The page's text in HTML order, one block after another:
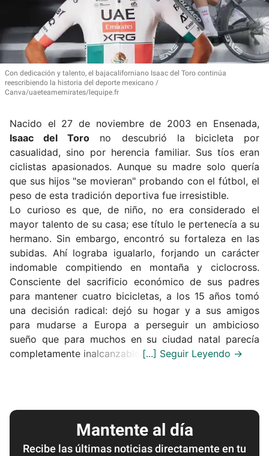
Con dedicación y talento, el bajacaliforniano Isaac del Toro continúa
reescribiendo la historia del deporte mexicano
Canva/uaeteamemirates/lequipe.fr
Nacido el 27 de noviembre de 2003 en Ensenada,
Isaac del Toro no descubrió la bicicleta por
casualidad, sino por herencia familiar. Sus tíos eran
ciclistas apasionados. Aunque su madre solo quería
que sus hijos "se movieran" probando con el fútbol, el
peso de esta tradición deportiva fue irresistible.
Lo curioso es que, de niño, no era considerado el
mayor talento de su casa; ese título le pertenecía a su
hermano. Sin embargo, encontró su fortaleza en las
subidas. Ahí lograba igualarlo, forjando un carácter
indomable compitiendo en montaña y ciclocross.
Consciente del sacrificio económico de sus padres
para mantener cuatro bicicletas, a los 15 años tomó
una decisión radical: dejó su hogar y a sus amigos
para mudarse a Europa a perseguir un ambicioso
sueño que para muchos en su ciudad natal parecía
completamente inalcanzable.
Mantente al día
Recibe las últimas noticias directamente en tu